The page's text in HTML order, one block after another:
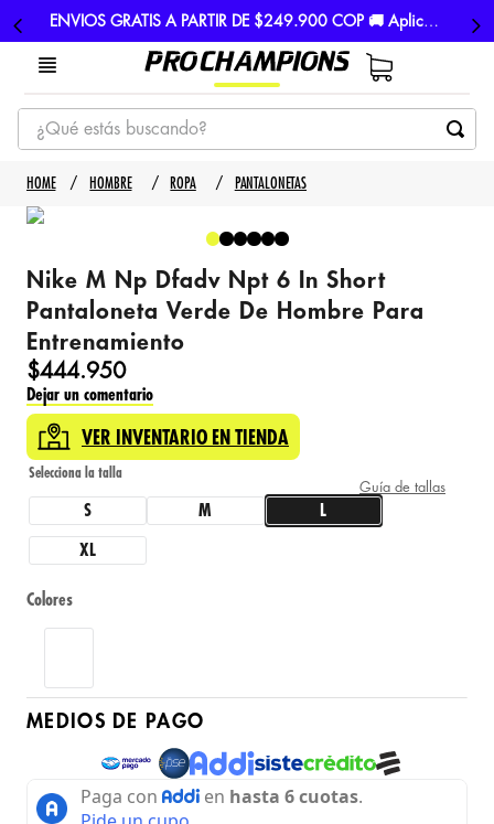
ENVIOS GRATIS A PARTIR DE $249.900 COP 🚚 Aplican TyC
¿Qué estás buscando?
TÉRMINOS MÁS BUSCADOS
1
3. nike
4. guayos
5. gorras
HOMBRE ROPA PANTALONETAS
Nike M Np Dfadv Npt 6 In Short
Pantaloneta Verde De Hombre Para
Entrenamiento
$444.950
Dejar un comentario
VER INVENTARIO EN TIENDA
Guía de tallas
S M L
XL
Colores
MEDIOS DE PAGO